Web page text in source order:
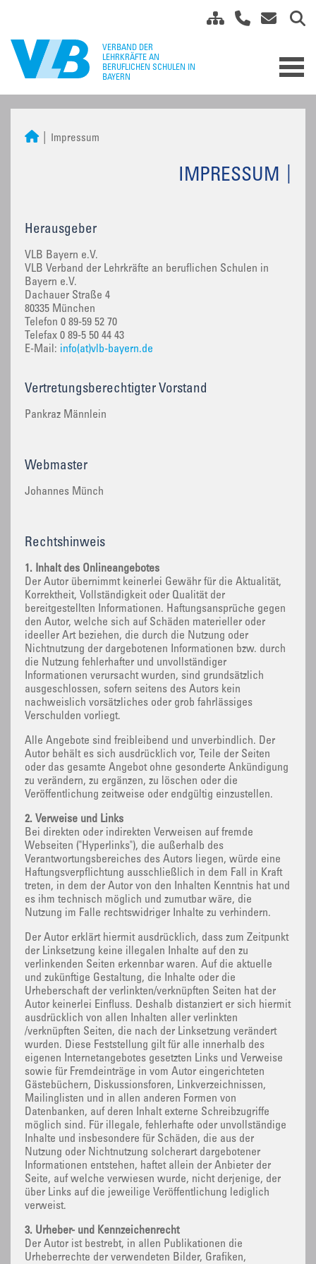
Impressum
IMPRESSUM
Herausgeber
VLB Bayern e.V.
VLB Verband der Lehrkräfte an beruflichen Schulen in
Bayern e.V.
Dachauer Straße 4
80335 München
Telefon 0 89-59 52 70
Telefax 0 89-5 50 44 43
E-Mail: info(at)vlb-bayern.de
Vertretungsberechtigter Vorstand
Pankraz Männlein
Webmaster
Johannes Münch
Rechtshinweis
1. Inhalt des Onlineangebotes
Der Autor übernimmt keinerlei Gewähr für die Aktualität,
Korrektheit, Vollständigkeit oder Qualität der
bereitgestellten Informationen. Haftungsansprüche gegen
den Autor, welche sich auf Schäden materieller oder
ideeller Art beziehen, die durch die Nutzung oder
Nichtnutzung der dargebotenen Informationen bzw. durch
die Nutzung fehlerhafter und unvollständiger
Informationen verursacht wurden, sind grundsätzlich
ausgeschlossen, sofern seitens des Autors kein
nachweislich vorsätzliches oder grob fahrlässiges
Verschulden vorliegt.
Alle Angebote sind freibleibend und unverbindlich. Der
Autor behält es sich ausdrücklich vor, Teile der Seiten
oder das gesamte Angebot ohne gesonderte Ankündigung
zu verändern, zu ergänzen, zu löschen oder die
Veröffentlichung zeitweise oder endgültig einzustellen.
2. Verweise und Links
Bei direkten oder indirekten Verweisen auf fremde
Webseiten ("Hyperlinks"), die außerhalb des
Verantwortungsbereiches des Autors liegen, würde eine
Haftungsverpflichtung ausschließlich in dem Fall in Kraft
treten, in dem der Autor von den Inhalten Kenntnis hat und
es ihm technisch möglich und zumutbar wäre, die
Nutzung im Falle rechtswidriger Inhalte zu verhindern.
Der Autor erklärt hiermit ausdrücklich, dass zum Zeitpunkt
der Linksetzung keine illegalen Inhalte auf den zu
verlinkenden Seiten erkennbar waren. Auf die aktuelle
und zukünftige Gestaltung, die Inhalte oder die
Urheberschaft der verlinkten/verknüpften Seiten hat der
Autor keinerlei Einfluss. Deshalb distanziert er sich hiermit
ausdrücklich von allen Inhalten aller verlinkten
/verknüpften Seiten, die nach der Linksetzung verändert
wurden. Diese Feststellung gilt für alle innerhalb des
eigenen Internetangebotes gesetzten Links und Verweise
sowie für Fremdeinträge in vom Autor eingerichteten
Gästebüchern, Diskussionsforen, Linkverzeichnissen,
Mailinglisten und in allen anderen Formen von
Datenbanken, auf deren Inhalt externe Schreibzugriffe
möglich sind. Für illegale, fehlerhafte oder unvollständige
Inhalte und insbesondere für Schäden, die aus der
Nutzung oder Nichtnutzung solcherart dargebotener
Informationen entstehen, haftet allein der Anbieter der
Seite, auf welche verwiesen wurde, nicht derjenige, der
über Links auf die jeweilige Veröffentlichung lediglich
verweist.
3. Urheber- und Kennzeichenrecht
Der Autor ist bestrebt, in allen Publikationen die
Urheberrechte der verwendeten Bilder, Grafiken,